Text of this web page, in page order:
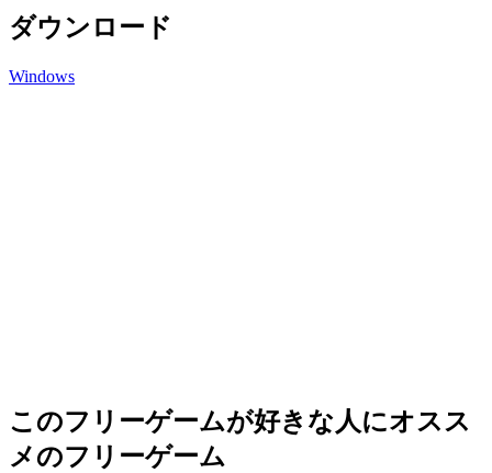
ダウンロード
Windows
このフリーゲームが好きな人にオスス
メのフリーゲーム